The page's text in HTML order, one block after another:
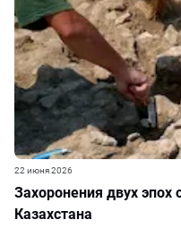
Захоронения двух
Казахстана
22 июня 2026